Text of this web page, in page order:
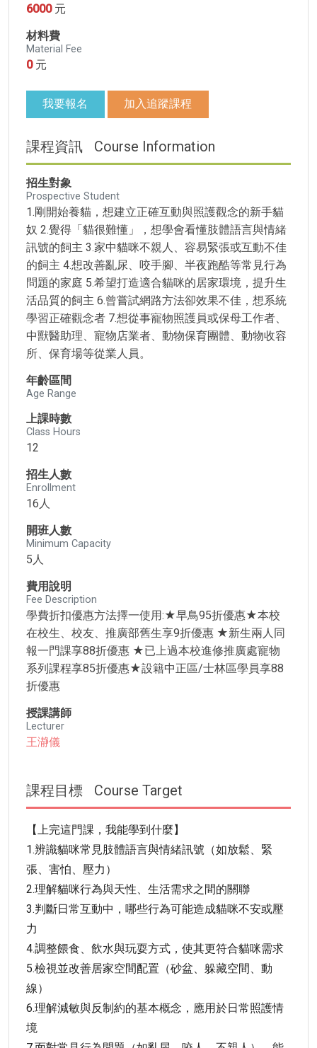
6000 元
材料費
Material Fee
0 元
我要報名 加入追蹤課程
課程資訊 Course Information
招生對象
Prospective Student
1.剛開始養貓，想建立正確互動與照護觀念的新手貓
奴 2.覺得「貓很難懂」，想學會看懂肢體語言與情緒
訊號的飼主 3.家中貓咪不親人、容易緊張或互動不佳
的飼主 4.想改善亂尿、咬手腳、半夜跑酷等常見行為
問題的家庭 5.希望打造適合貓咪的居家環境，提升生
活品質的飼主 6.曾嘗試網路方法卻效果不佳，想系統
學習正確觀念者 7.想從事寵物照護員或保母工作者、
中獸醫助理、寵物店業者、動物保育團體、動物收容
所、保育場等從業人員。
年齡區間
Age Range
上課時數
Class Hours
12
招生人數
Enrollment
16人
開班人數
Minimum Capacity
5人
費用說明
Fee Description
學費折扣優惠方法擇一使用:★早鳥95折優惠★本校
在校生、校友、推廣部舊生享9折優惠 ★新生兩人同
報一門課享88折優惠 ★已上過本校進修推廣處寵物
系列課程享85折優惠★設籍中正區/士林區學員享88
折優惠
授課講師
Lecturer
王瀞儀
課程目標 Course Target
【上完這門課，我能學到什麼】
1.辨識貓咪常見肢體語言與情緒訊號（如放鬆、緊
張、害怕、壓力）
2.理解貓咪行為與天性、生活需求之間的關聯
3.判斷日常互動中，哪些行為可能造成貓咪不安或壓
力
4.調整餵食、飲水與玩耍方式，使其更符合貓咪需求
5.檢視並改善居家空間配置（砂盆、躲藏空間、動
線）
6.理解減敏與反制約的基本概念，應用於日常照護情
境